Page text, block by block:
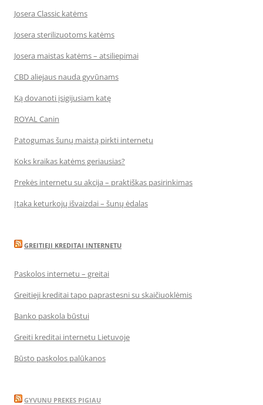
Josera Classic katėms
Josera sterilizuotoms katėms
Josera maistas katėms – atsiliepimai
CBD aliejaus nauda gyvūnams
Ką dovanoti įsigijusiam katę
ROYAL Canin
Patogumas šunų maistą pirkti internetu
Koks kraikas katėms geriausias?
Prekės internetu su akcija – praktiškas pasirinkimas
Įtaka keturkojų išvaizdai – šunų ėdalas
GREITIEJI KREDITAI INTERNETU
Paskolos internetu – greitai
Greitieji kreditai tapo paprastesni su skaičiuoklėmis
Banko paskola būstui
Greiti kreditai internetu Lietuvoje
Būsto paskolos palūkanos
GYVUNU PREKES PIGIAU